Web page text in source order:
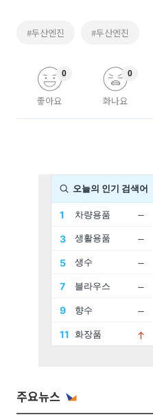
#두산엔진 #두산엔진
좋아요
0
화나요
0
주요뉴스